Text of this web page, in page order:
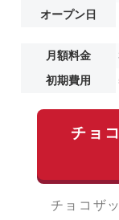
オープン日
月額料金
初期費用
チョ
チョコザ